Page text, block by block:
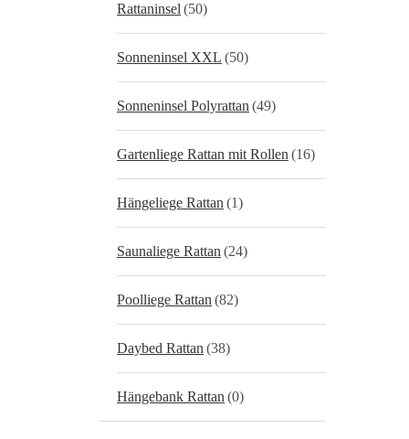
Rattaninsel (50)
Sonneninsel XXL (50)
Sonneninsel Polyrattan (49)
Gartenliege Rattan mit Rollen (16)
Hängeliege Rattan (1)
Saunaliege Rattan (24)
Poolliege Rattan (82)
Daybed Rattan (38)
Hängebank Rattan (0)